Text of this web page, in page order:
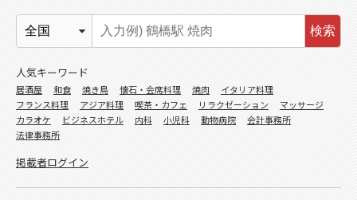
検索
人気キーワード
居酒屋 和食 焼き鳥 懐石・会席料理 焼肉
イタリア料理
フランス料理
アジア料理 喫茶・カフェ リラクゼーション
マッサージ
カラオケ
ビジネスホテル 内科 小児科 動物病院
会計事務所
法律事務所
掲載者ログイン